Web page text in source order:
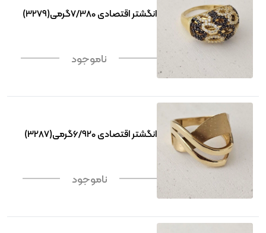
انگشتر اقتصادی 7/380گرمی(3279)
ناموجود
انگشتر اقتصادی 6/920گرمی(3287)
ناموجود